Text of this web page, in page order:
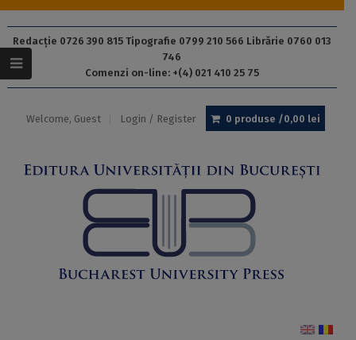
Redacție 0726 390 815 Tipografie 0799 210 566 Librărie 0760 013
746
Comenzi on-line: +(4) 021 410 25 75
Welcome, Guest Login / Register 0 produse /0,00 lei